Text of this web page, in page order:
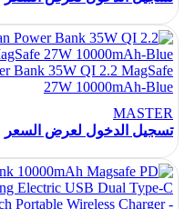
Bank 35W QI 2.2 MagSafe
27W 10000mAh-Blue
MASTER
تسجيل الدخول لعرض السعر